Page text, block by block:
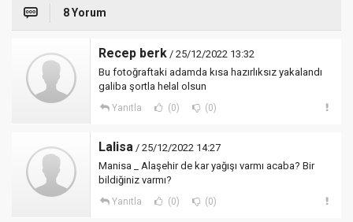
8 Yorum
Recep berk / 25/12/2022 13:32
Bu fotoğraftaki adamda kısa hazırlıksız yakalandı
galiba şortla helal olsun
Yanıtla (0) (0)
Lalisa / 25/12/2022 14:27
Manisa _ Alaşehir de kar yağışı varmı acaba? Bir
bildiğiniz varmı?
Yanıtla (0) (0)